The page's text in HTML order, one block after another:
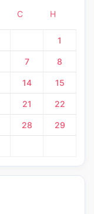
С Н
1
7 8
14 15
21 22
28 29